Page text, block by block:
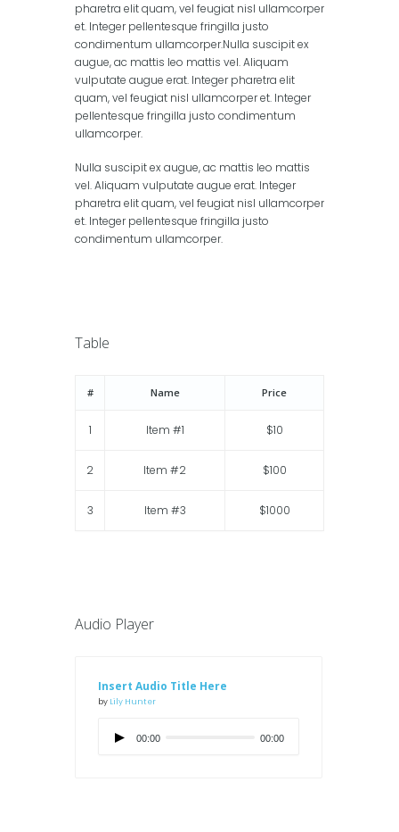
pharetra elit quam, vel feugiat nisl ullamcorper
et. Integer pellentesque fringilla justo
condimentum ullamcorper.Nulla suscipit ex
augue, ac mattis leo mattis vel. Aliquam
vulputate augue erat. Integer pharetra elit
quam, vel feugiat nisl ullamcorper et. Integer
pellentesque fringilla justo condimentum
ullamcorper.
Nulla suscipit ex augue, ac mattis leo mattis
vel. Aliquam vulputate augue erat. Integer
pharetra elit quam, vel feugiat nisl ullamcorper
et. Integer pellentesque fringilla justo
condimentum ullamcorper.
Table
# Name Price
1 Item #1 $10
2 Item #2 $100
3 Item #3 $1000
Audio Player
Insert Audio Title Here
by Lily Hunter
00:00 00:00